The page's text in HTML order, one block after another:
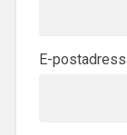
E-postadress